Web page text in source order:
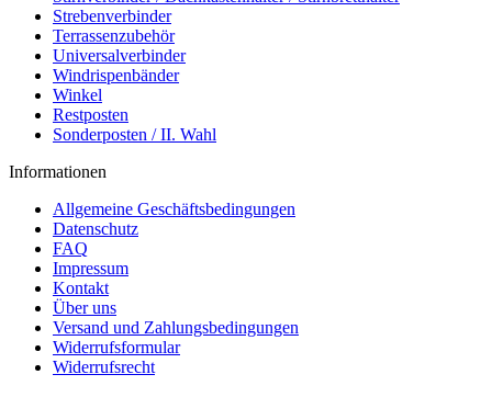
Strebenverbinder
Terrassenzubehör
Universalverbinder
Windrispenbänder
Winkel
Restposten
Sonderposten / II. Wahl
Informationen
Allgemeine Geschäftsbedingungen
Datenschutz
FAQ
Impressum
Kontakt
Über uns
Versand und Zahlungsbedingungen
Widerrufsformular
Widerrufsrecht